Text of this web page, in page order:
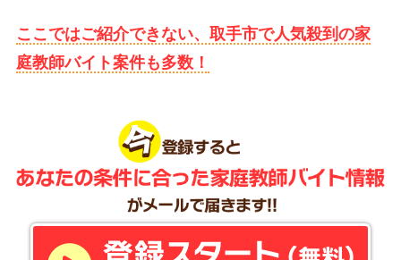
ここではご紹介できない、取手市で人気殺到の家
庭教師バイト案件も多数！